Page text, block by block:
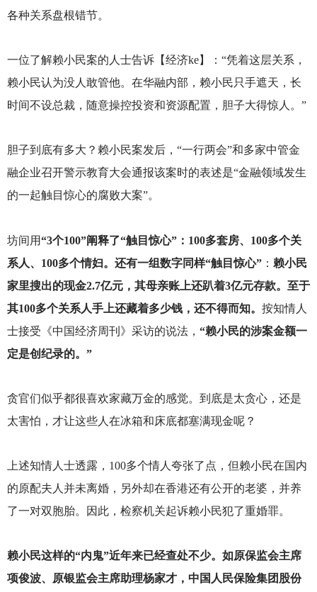
各种关系盘根错节。
一位了解赖小民案的人士告诉【经济ke】：“凭着这层关系，
赖小民认为没人敢管他。在华融内部，赖小民只手遮天，长
时间不设总裁，随意操控投资和资源配置，胆子大得惊人。”
胆子到底有多大？赖小民案发后，“一行两会”和多家中管金
融企业召开警示教育大会通报该案时的表述是“金融领域发生
的一起触目惊心的腐败大案”。
坊间用“3个100”阐释了“触目惊心”：100多套房、100多个关
系人、100多个情妇。还有一组数字同样“触目惊心”： 赖小民
家里搜出的现金2.7亿元，其母亲账上还趴着3亿元存款。至于
其100多个关系人手上还藏着多少钱，还不得而知。 按知情人
士接受《中国经济周刊》采访的说法， “赖小民的涉案金额一
定是创纪录的。”
贪官们似乎都很喜欢家藏万金的感觉。到底是太贪心，还是
太害怕，才让这些人在冰箱和床底都塞满现金呢？
上述知情人士透露，100多个情人夸张了点，但赖小民在国内
的原配夫人并未离婚，另外却在香港还有公开的老婆，并养
了一对双胞胎。因此，检察机关起诉赖小民犯了重婚罪。
赖小民这样的“内鬼”近年来已经查处不少。如原保监会主席
项俊波、原银监会主席助理杨家才，中国人民保险集团股份